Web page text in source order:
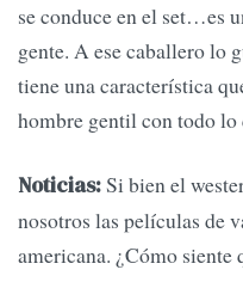
se conduce en el set…es
gente. A ese caballero lo
tiene una característica
hombre gentil con todo
Noticias:Si bien el
nosotros las películas de
americana. ¿Cómo siente